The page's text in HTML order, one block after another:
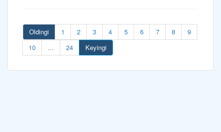
Oldingi 1 2 3 4 5 6 7 8
9
10
... 24 Keyingi